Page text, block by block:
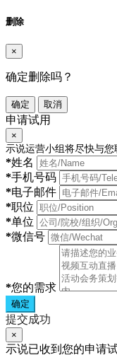
删除
×
确定删除吗？
确定 取消
申请试用
×
示说运营小组将尽快与
*姓名
*手机号码
*电子邮件
*职位
*单位
*微信号
*您的需求
确定
提交成功
×
示说已收到您的申请